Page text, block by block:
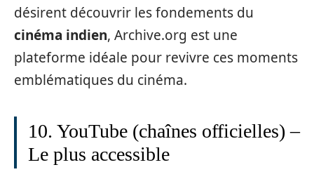
désirent découvrir les fondements du
cinéma indien, Archive.org est une
plateforme idéale pour revivre ces moments
emblématiques du cinéma.
10. YouTube (chaînes officielles) –
Le plus accessible